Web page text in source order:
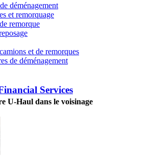
déménagement
et remorquage
remorque
et de remorques
de déménagement
Services
U-Haul dans le voisinage